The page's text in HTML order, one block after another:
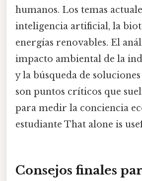
humanos. Los temas
inteligencia artificial, la
energías renovables. El
impacto ambiental de la
y la búsqueda de
son puntos críticos que
para medir la conciencia
estudiante That alone is
Consejos finales